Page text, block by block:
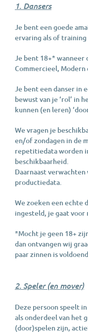
1. Dansers
Je bent een goede
ervaring als of
Je bent 18+* wanneer
Commercieel,
Je bent een danser in
bewust van je ‘rol’ in
kunnen (en leren)
We vragen je
en/of zondagen in de
repetitiedata worden
beschikbaarheid.
Daarnaast
productiedata.
We zoeken een echte
ingesteld, je gaat
*Mocht je geen 18+
dan ontvangen wij
paar zinnen is
2. Speler (en mover)
Deze persoon speelt
als onderdeel van het
(door)spelen zijn,